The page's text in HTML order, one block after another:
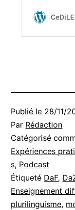
Publié le 28/11/
Par Rédaction
Catégorisé
Expériences
s, Podcast
Étiqueté DaF,
Enseignement
plurilinguisme,